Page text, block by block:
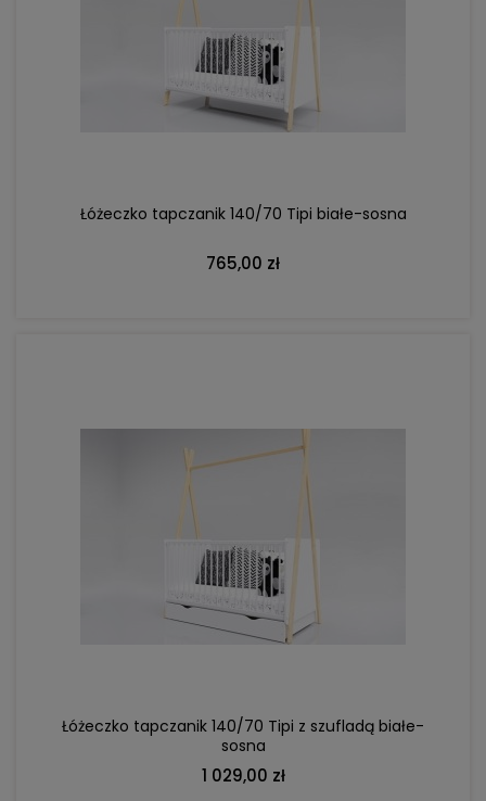
Łóżeczko tapczanik 140/70 Tipi białe-sosna
765,00 zł
DO KOSZYKA
Łóżeczko tapczanik 140/70 Tipi z szufladą białe-
sosna
1 029,00 zł
DO KOSZYKA